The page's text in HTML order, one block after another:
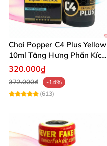
Chai Popper C4 Plus Yellow
10ml Tăng Hưng Phấn Kích
Thích Mạnh
320.000₫
372.000₫
-14%
(613)